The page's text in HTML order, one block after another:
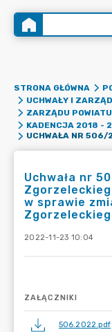
STRONA GŁÓWNA
UCHWAŁY I
ZARZĄDU
KADENCJA 2018 -
Uchwała nr
w sprawie
2022-11-23 10:04
ZAŁĄCZNIKI
506.2022.pdf